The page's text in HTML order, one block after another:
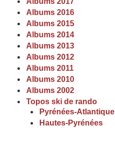
Albums 2016
Albums 2015
Albums 2014
Albums 2013
Albums 2012
Albums 2011
Albums 2010
Albums 2002
Topos ski de rando
Pyrénées-Atlantique
Hautes-Pyrénées